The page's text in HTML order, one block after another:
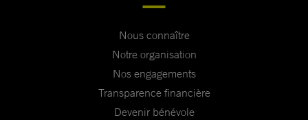
Nous connaître
Notre organisation
Nos engagements
Transparence financière
Devenir bénévole